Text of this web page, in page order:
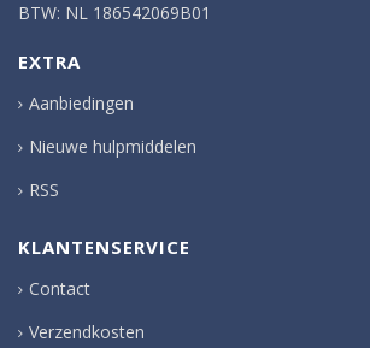
BTW: NL 186542069B01
EXTRA
Aanbiedingen
Nieuwe hulpmiddelen
RSS
KLANTENSERVICE
Contact
Verzendkosten